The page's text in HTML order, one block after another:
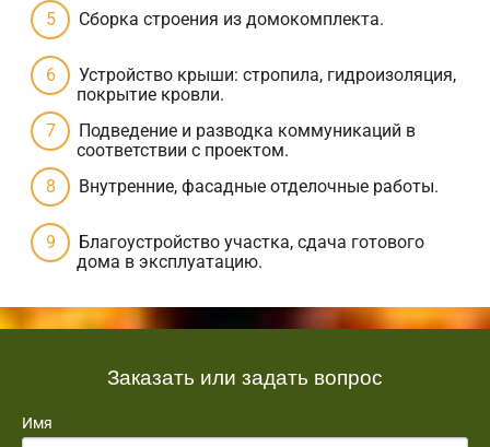
Сборка строения из домокомплекта.
Устройство крыши: стропила, гидроизоляция,
покрытие кровли.
Подведение и разводка коммуникаций в
соответствии с проектом.
Внутренние, фасадные отделочные работы.
Благоустройство участка, сдача готового
дома в эксплуатацию.
Заказать или задать вопрос
Имя